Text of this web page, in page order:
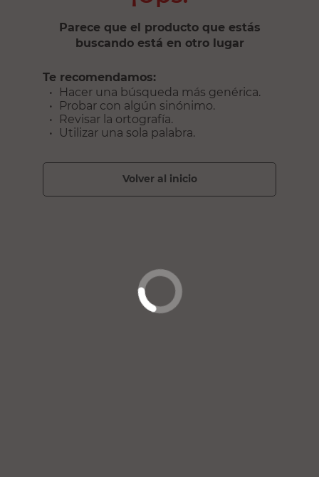
Parece que el producto que estás
buscando está en otro lugar
Te recomendamos:
Hacer una búsqueda más genérica.
Probar con algún sinónimo.
Revisar la ortografía.
Utilizar una sola palabra.
volver al inicio